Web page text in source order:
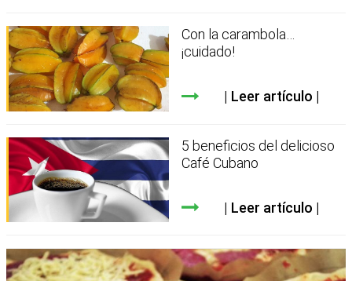
Con la carambola…
¡cuidado!
Leer artículo
5 beneficios del delicioso
Café Cubano
Leer artículo